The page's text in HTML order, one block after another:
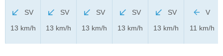
SV
13 km/h
SV
13 km/h
SV
13 km/h
SV
13 km/h
SV
13 km/h
V
11 km/h